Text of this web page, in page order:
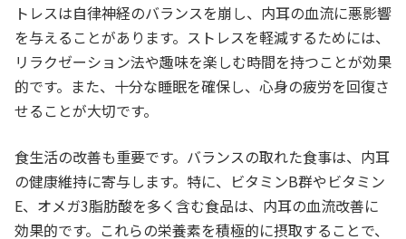
トレスは自律神経のバランスを崩し、内耳の血流に悪影響
を与えることがあります。ストレスを軽減するためには、
リラクゼーション法や趣味を楽しむ時間を持つことが効果
的です。また、十分な睡眠を確保し、心身の疲労を回復さ
せることが大切です。
食生活の改善も重要です。バランスの取れた食事は、内耳
の健康維持に寄与します。特に、ビタミンB群やビタミン
E、オメガ3脂肪酸を多く含む食品は、内耳の血流改善に
効果的です。これらの栄養素を積極的に摂取することで、